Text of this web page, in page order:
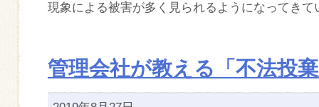
現象による被害が多く見られるようになってきて
管理会社が教える「不法投